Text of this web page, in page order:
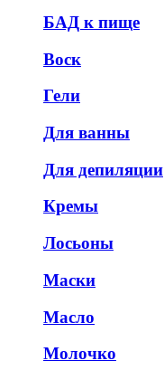
БАД к пище
Воск
Гели
Для ванны
Для депиляции
Кремы
Лосьоны
Маски
Масло
Молочко